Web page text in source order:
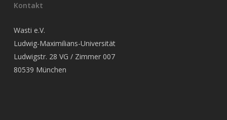
Kontakt
Wasti e.V.
Ludwig-Maximilians-Universität
Ludwigstr. 28 VG / Zimmer 007
80539 München